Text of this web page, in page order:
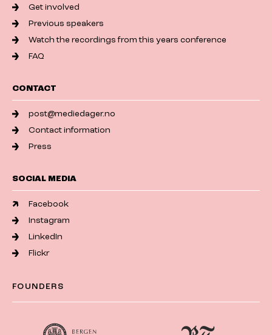
Get involved
Previous speakers
Watch the recordings from this years conference
FAQ
CONTACT
post@mediedager.no
Contact information
Press
SOCIAL MEDIA
Facebook
Instagram
LinkedIn
Flickr
FOUNDERS